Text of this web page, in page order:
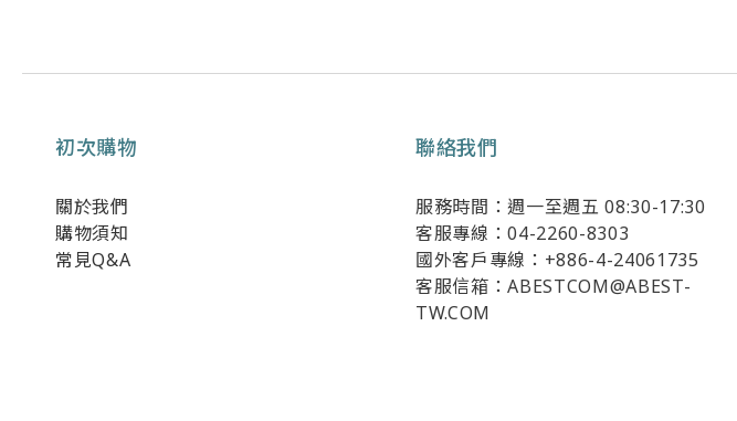
初次購物
關於我們
購物須知
常見Q&A
聯絡我們
服務時間：週一至週五 08:30-17:30
客服專線：04-2260-8303
國外客戶專線：+886-4-24061735
客服信箱：ABESTCOM@ABEST-
TW.COM